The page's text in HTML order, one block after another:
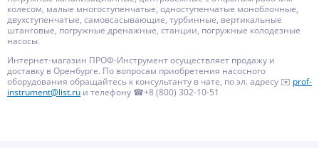
колесом, малые многоступенчатые, одноступенчатые моноблочные,
двухступенчатые, самовсасывающие, турбинные, вертикальные
штанговые, погружные дренажные, станции, погружные колодезные
насосы.
Интернет-магазин ПРОФ-Инструмент осуществляет продажу и
доставку в Оренбурге. По вопросам приобретения насосного
оборудования обращайтесь к консультанту в чате, по эл. адресу ✉️ prof-
instrument@list.ru и телефону ☎+8 (800) 302-10-51